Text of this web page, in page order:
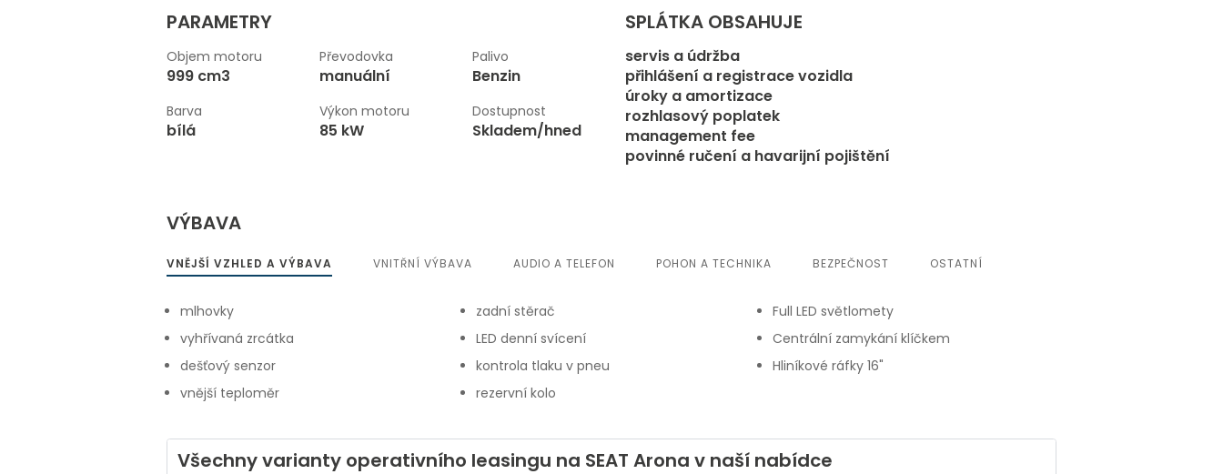
PARAMETRY
Objem motoru
999 cm3
Převodovka
manuální
Palivo
Benzin
Barva
bílá
Výkon motoru
85 kW
Dostupnost
Skladem/hned
SPLÁTKA OBSAHUJE
servis a údržba
přihlášení a registrace vozidla
úroky a amortizace
rozhlasový poplatek
management fee
povinné ručení a havarijní pojištění
VÝBAVA
VNĚJŠÍ VZHLED A VÝBAVA VNITŘNÍ VÝBAVA AUDIO A TELEFON POHON A TECHNIKA BEZPEČNOST OSTATNÍ
mlhovky
vyhřívaná zrcátka
dešťový senzor
vnější teploměr
zadní stěrač
LED denní svícení
kontrola tlaku v pneu
rezervní kolo
Full LED světlomety
Centrální zamykání klíčkem
Hliníkové ráfky 16"
Všechny varianty operativního leasingu na SEAT Arona v naší nabídce